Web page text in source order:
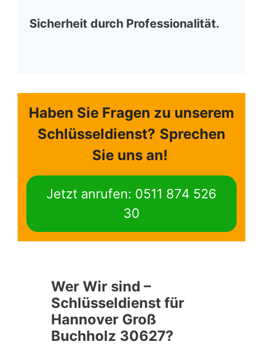
Sicherheit durch Professionalität.
Haben Sie Fragen zu unserem
Schlüsseldienst? Sprechen
Sie uns an!
Jetzt anrufen: 0511 874 526
30
Wer Wir sind –
Schlüsseldienst für
Hannover Groß
Buchholz 30627?